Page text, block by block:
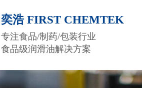
奕浩 FIRST CHEMTEK
专注食品/制药/包装行业
食品级润滑油解决方案